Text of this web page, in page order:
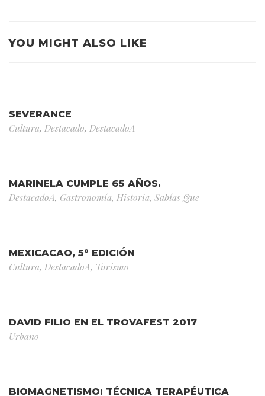
YOU MIGHT ALSO LIKE
SEVERANCE
Cultura, Destacado, DestacadoA
MARINELA CUMPLE 65 AÑOS.
DestacadoA, Gastronomía, Historia, Sabías Que
MEXICACAO, 5° EDICIÓN
Cultura, DestacadoA, Turismo
DAVID FILIO EN EL TROVAFEST 2017
Urbano
BIOMAGNETISMO: TÉCNICA TERAPÉUTICA